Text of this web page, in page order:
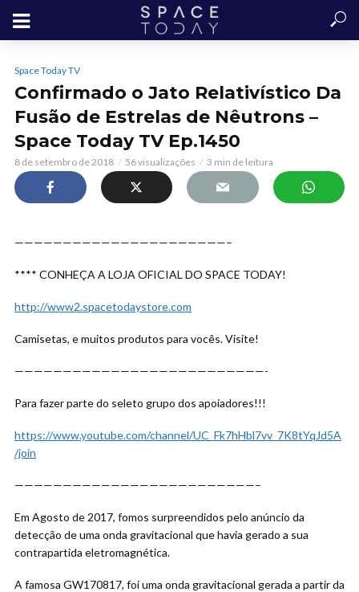
Space Today TV
Confirmado o Jato Relativístico Da
Fusão de Estrelas de Nêutrons –
Space Today TV Ep.1450
8 de setembro de 2018 56 visualizações 3 min de leitura
——————————————————————–
**** CONHEÇA A LOJA OFICIAL DO SPACE TODAY!
http://www2.spacetodaystore.com
Camisetas, e muitos produtos para vocês. Visite!
——————————————————————————-
Para fazer partedo seleto grupo dos apoiadores!!!
https://www.youtube.com/channel/UC_Fk7hHbl7vv_7K8tYqJd5A
/join
—————————————————————————–
Em Agosto de 2017, fomos surpreendidos pelo anúncio da
detecção de uma onda gravitacional que havia gerado a sua
contrapartida eletromagnética.
A famosa GW170817, foi uma onda gravitacional gerada a partir da